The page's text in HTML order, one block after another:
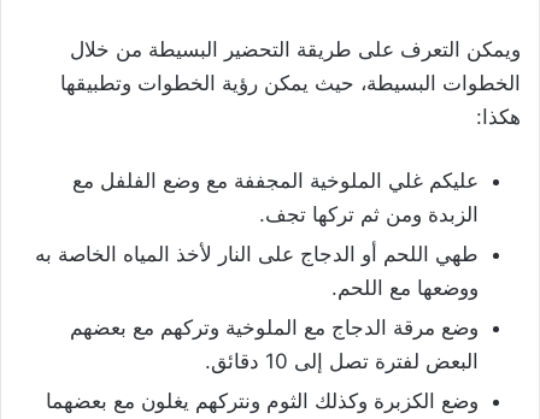
ويمكن التعرف على طريقة التحضير البسيطة من خلال
الخطوات البسيطة، حيث يمكن رؤية الخطوات وتطبيقها
هكذا:
عليكم غلي الملوخية المجففة مع وضع الفلفل مع
الزبدة ومن ثم تركها تجف.
طهي اللحم أو الدجاج على النار لأخذ المياه الخاصة به
ووضعها مع اللحم.
وضع مرقة الدجاج مع الملوخية وتركهم مع بعضهم
البعض لفترة تصل إلى 10 دقائق.
وضع الكزبرة وكذلك الثوم ونتركهم يغلون مع بعضهما